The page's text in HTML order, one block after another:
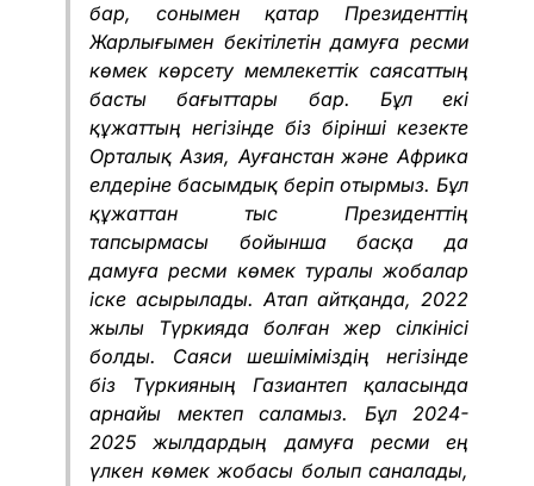
бар, сонымен қатар Президенттің
Жарлығымен бекітілетін дамуға ресми
көмек көрсету мемлекеттік саясаттың
басты бағыттары бар. Бұл екі
құжаттың негізінде біз бірінші кезекте
Орталық Азия, Ауғанстан және Африка
елдеріне басымдық беріп отырмыз. Бұл
құжаттан тыс Президенттің
тапсырмасы бойынша басқа да
дамуға ресми көмек туралы жобалар
іске асырылады. Атап айтқанда, 2022
жылы Түркияда болған жер сілкінісі
болды. Саяси шешіміміздің негізінде
біз Түркияның Газиантеп қаласында
арнайы мектеп саламыз. Бұл 2024-
2025 жылдардың дамуға ресми ең
үлкен көмек жобасы болып саналады,